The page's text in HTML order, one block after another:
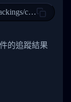
"Departed
Facility
06 15:28:00",
"Shipment
create
的追蹤結果